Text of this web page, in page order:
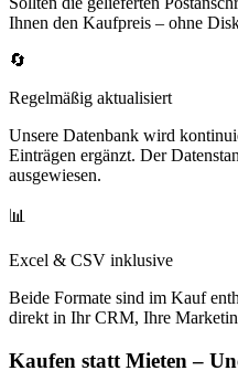
Ihnen den Kaufpreis – ohne
🔄
Regelmäßig aktualisiert
Unsere Datenbank wird
Einträgen ergänzt. Der
ausgewiesen.
📊
Excel & CSV inklusive
Beide Formate sind im Kauf
direkt in Ihr CRM, Ihre
Kaufen statt Mieten –